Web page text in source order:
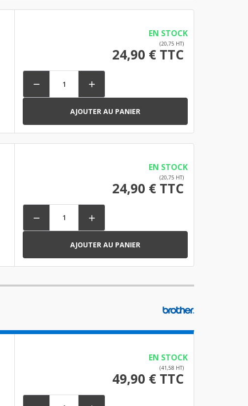
EN STOCK
(20,75 HT)
24,90 € TTC
 
AJOUTER AU PANIER
EN STOCK
(20,75 HT)
24,90 € TTC
 
AJOUTER AU PANIER
EN STOCK
(41,58 HT)
49,90 € TTC